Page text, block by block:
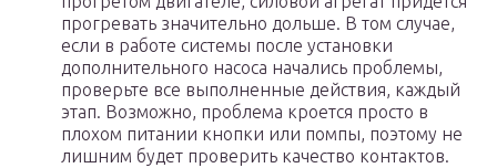
прогревать значительно дольше. В том случае,
если в работе системы после установки
дополнительного насоса начались проблемы,
проверьте все выполненные действия, каждый
этап. Возможно, проблема кроется просто в
плохом питании кнопки или помпы, поэтому не
лишним будет проверить качество контактов.